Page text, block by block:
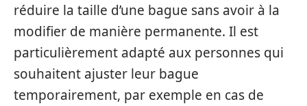
réduire la taille d’une bague sans avoir à la
modifier de manière permanente. Il est
particulièrement adapté aux personnes qui
souhaitent ajuster leur bague
temporairement, par exemple en cas de